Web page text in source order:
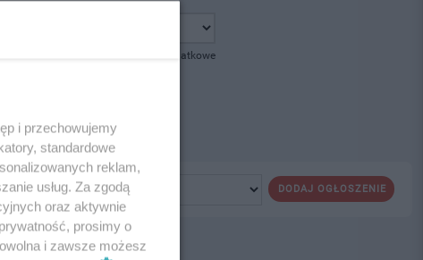
pokaż opcje dodatkowe
DODAJ OGŁOSZENIE
i przechowujemy
standardowe
reklam,
usług. Za zgodą
oraz aktywnie
prosimy o
i zawsze możesz